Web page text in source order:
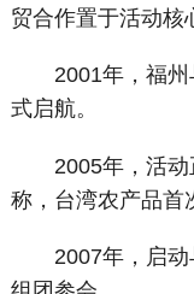
贸合作置于活动核
2001年，福州与
式启航。
2005年，活动正
称，台湾农产品首
2007年，启动